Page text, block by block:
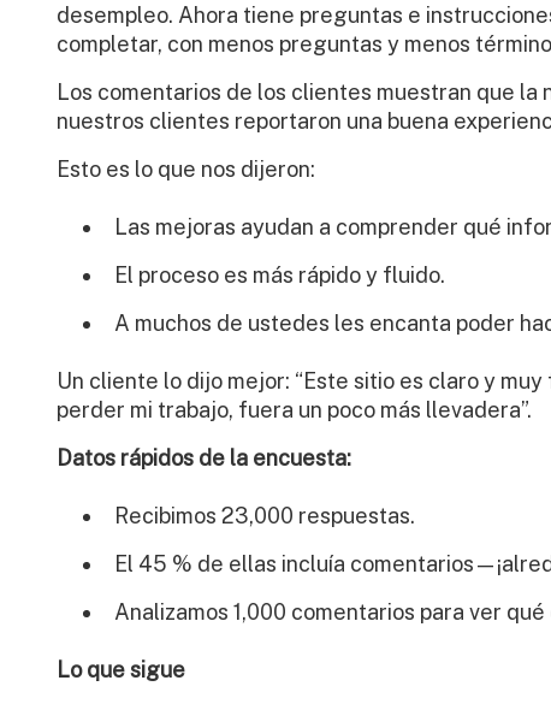
desempleo. Ahora tiene preguntas e
completar, con menos preguntas y menos
Los comentarios de los clientes muestran que la
nuestros clientes reportaron una buena
Esto es lo que nos dijeron:
Las mejoras ayudan a comprender qué
El proceso es más rápido y fluido.
A muchos de ustedes les encanta poder
Un cliente lo dijo mejor: “Este sitio es claro y
perder mi trabajo, fuera un poco más llevadera”.
Datos rápidos de la encuesta:
Recibimos 23,000 respuestas.
El 45 % de ellas incluía
Analizamos 1,000 comentarios para ver
Lo que sigue